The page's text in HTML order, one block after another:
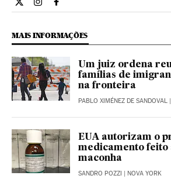
Internacional El País Brasil en Twitter
Internacional El País Brasil en
Internacional El País Brasil
MAIS INFORMAÇÕES
Um juiz ordena
famílias de
na fronteira
PABLO XIMÉNEZ DE SANDOVAL
EUA autorizam o
medicamento
maconha
SANDRO POZZI | NOVA YORK